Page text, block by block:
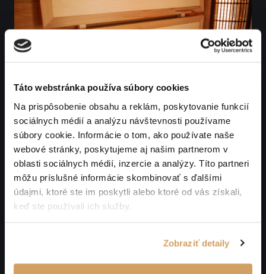
Táto webstránka používa súbory cookies
Na prispôsobenie obsahu a reklám, poskytovanie funkcií
sociálnych médií a analýzu návštevnosti používame
súbory cookie. Informácie o tom, ako používate naše
webové stránky, poskytujeme aj našim partnerom v
oblasti sociálnych médií, inzercie a analýzy. Títo partneri
môžu príslušné informácie skombinovať s ďalšími
údajmi, ktoré ste im poskytli alebo ktoré od vás získali,
keď ste používali ich služby.
Zobraziť detaily